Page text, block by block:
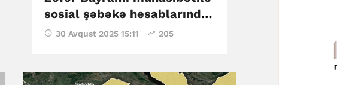
sosial şəbəkə hesablarında
paylaşım edib
30 Avqust 2025 15:11 205